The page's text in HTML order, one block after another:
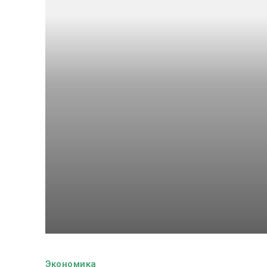
Экономика